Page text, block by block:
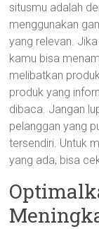
situsmu adalah
menggunakan
yang relevan.
kamu bisa
melibatkan
produk yang
dibaca. Jangan
pelanggan yang
tersendiri. Untuk
yang ada, bisa